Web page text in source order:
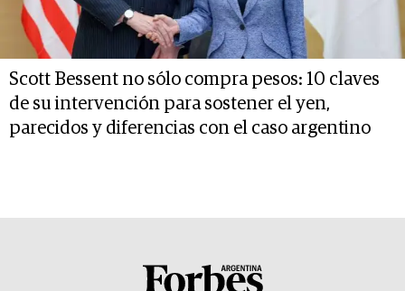
Scott Bessent no sólo compra pesos: 10 claves
de su intervención para sostener el yen,
parecidos y diferencias con el caso argentino